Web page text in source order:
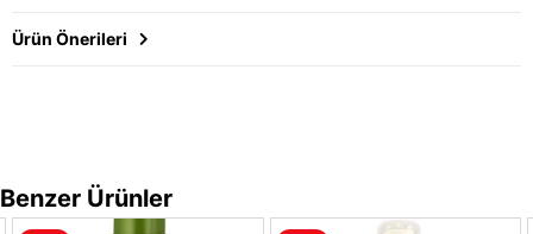
Ürün Önerileri
Benzer Ürünler